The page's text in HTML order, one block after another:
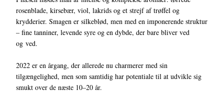
rosenblade, kirsebær, viol, lakrids og et strejf af trøffel og
krydderier. Smagen er silkeblød, men med en imponerende struktur
– fine tanniner, levende syre og en dybde, der bare bliver ved
og ved.
2022 er en årgang, der allerede nu charmerer med sin
tilgængelighed, men som samtidig har potentiale til at udvikle sig
smukt over de næste 10–20 år.